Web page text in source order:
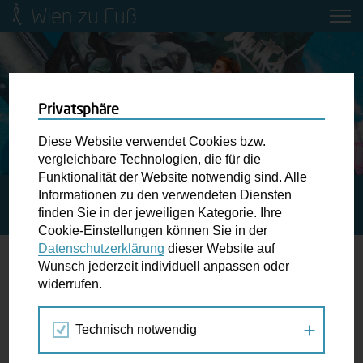
Wien zu Fuß
Mobilitätsbildung für Kinder und
Jugendliche
Ringstraße-Neugestaltung
Wiener Fußwegekarte
Newsletter abonnieren
Wunschbox
der Ampel ...
STARTSEITE SPAZIERGANG KALENDER
MÖRDER,
HEXEN, HENKER – JUSTITIA VIENNENSIS
01.-01.
JUL
2018
Privatsphäre
Diese Website verwendet Cookies bzw.
vergleichbare Technologien, die für die
Funktionalität der Website notwendig sind. Alle
Informationen zu den verwendeten Diensten
finden Sie in der jeweiligen Kategorie. Ihre
Cookie-Einstellungen können Sie in der
Datenschutzerklärung dieser Website auf
Wunsch jederzeit individuell anpassen oder
widerrufen.
Technisch notwendig